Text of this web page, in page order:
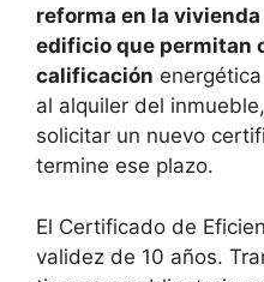
reforma en la
edificio que permitan
calificación
al alquiler del
solicitar un nuevo
termine ese plazo.
El Certificado de
validez de 10 años.